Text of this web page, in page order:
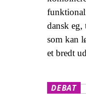
dansk
som kan
et bredt
DEBAT